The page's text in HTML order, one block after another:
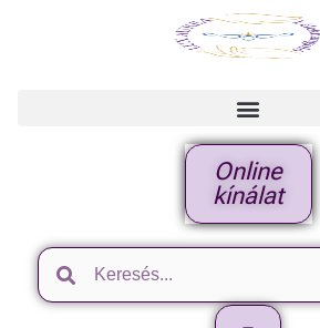
Online
kínálat